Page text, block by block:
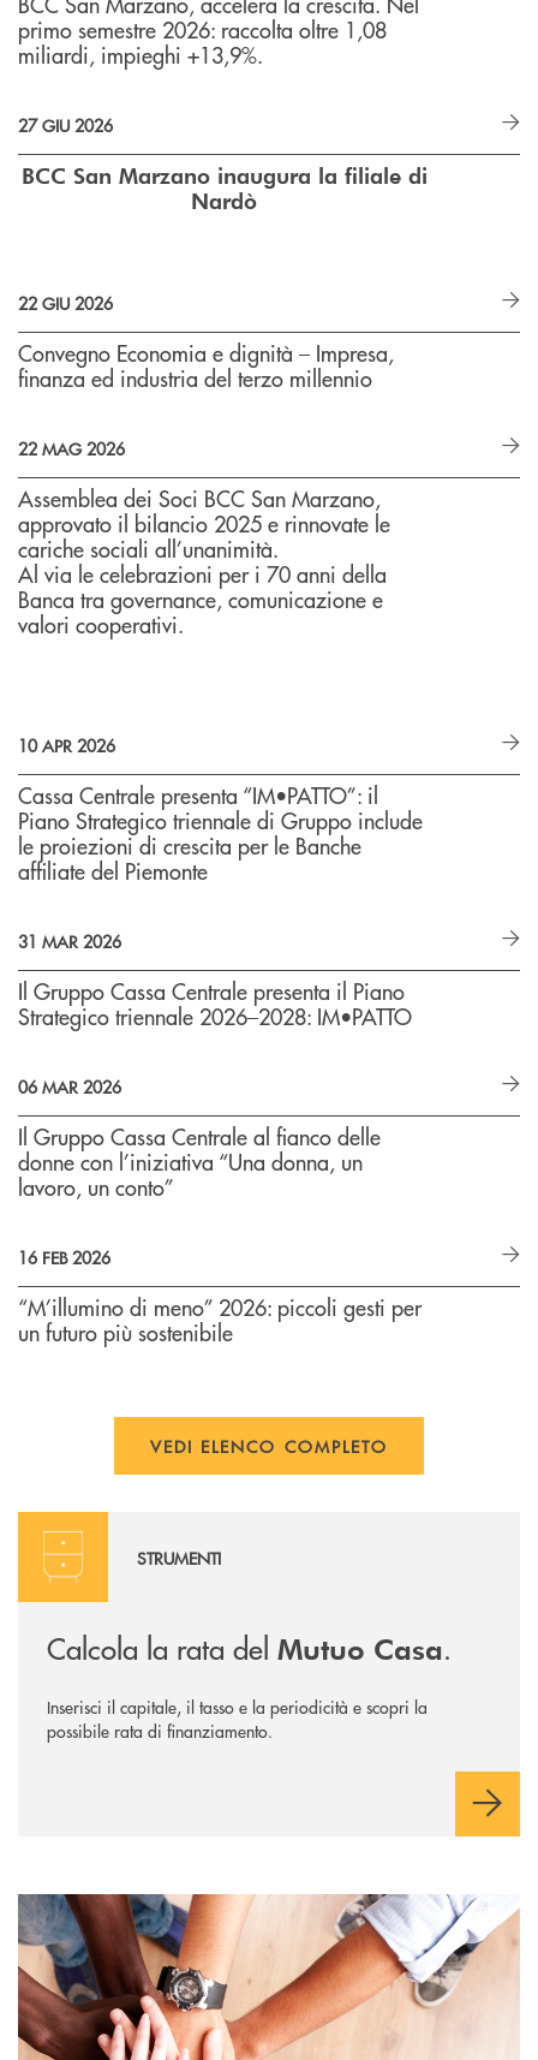
primo semestre 2026: raccolta oltre 1,08
miliardi, impieghi +13,9%.
27 GIU 2026
BCC San Marzano inaugura la filiale di
Nardò
22 GIU 2026
Convegno Economia e dignità – Impresa,
finanza ed industria del terzo millennio
22 MAG 2026
Assemblea dei Soci BCC San Marzano,
approvato il bilancio 2025 e rinnovate le
cariche sociali all’unanimità.
Al via le celebrazioni per i 70 anni della
Banca tra governance, comunicazione e
valori cooperativi.
10 APR 2026
Cassa Centrale presenta “IM•PATTO”: il
Piano Strategico triennale di Gruppo include
le proiezioni di crescita per le Banche
affiliate del Piemonte
31 MAR 2026
Il Gruppo Cassa Centrale presenta il Piano
Strategico triennale 2026–2028: IM•PATTO
06 MAR 2026
Il Gruppo Cassa Centrale al fianco delle
donne con l’iniziativa “Una donna, un
lavoro, un conto”
16 FEB 2026
“M’illumino di meno” 2026: piccoli gesti per
un futuro più sostenibile
VEDI ELENCO COMPLETO
STRUMENTI
Calcola la rata del Mutuo Casa.
Inserisci il capitale, il tasso e la periodicità e scopri la
possibile rata di finanziamento.
Diventa socio